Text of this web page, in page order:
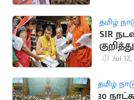
தமிழ்
SIR
Jul 12,
தமிழ்
30